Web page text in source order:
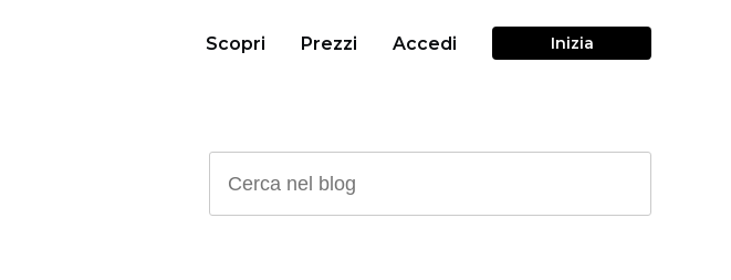
Scopri Prezzi Accedi Inizia